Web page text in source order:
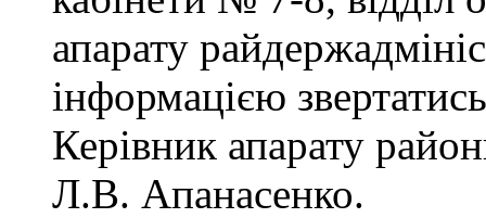
апарату
інформацією
Керівник апарату
Л.В. Апанасенко.